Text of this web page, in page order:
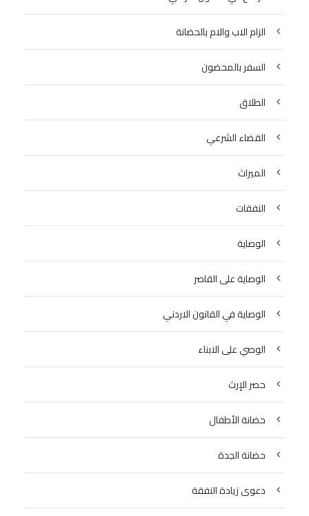
الزام الاب والام بالحضانة
السفر بالمحضون
الطلاق
القضاء الشرعي
الميراث
النفقات
الوصاية
الوصاية على القاصر
الوصاية في القانون الاردني
الوصي على الابناء
حصر الإرث
حضانة الأطفال
حضانة الجدة
دعوى زيادة النفقة